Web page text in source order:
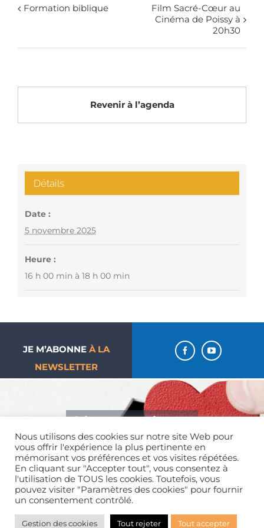
Formation biblique
Film Sacré-Cœur au
Cinéma de Poissy à
20h30
Revenir à l’agenda
Détails
Date :
5 novembre 2025
Heure :
16 h 00 min à 18 h 00 min
JE M’ABONNE À LA
NEWSLETTER
J’aime ma paroisse… Je
donne !
Mentions légales| Tous droits réservés | 01 39 65 01 82
Nous utilisons des cookies sur notre site Web pour
vous offrir l'expérience la plus pertinente en
mémorisant vos préférences et vos visites répétées.
En cliquant sur "Accepter tout", vous consentez à
l'utilisation de TOUS les cookies. Toutefois, vous
pouvez visiter "Paramètres des cookies" pour fournir
un consentement contrôlé.
Gestion des cookies Tout rejeter Tout accepter